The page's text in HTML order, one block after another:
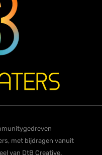
met bijdragen vanuit
van DtB Creative.